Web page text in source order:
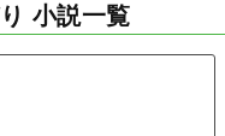
小説一覧